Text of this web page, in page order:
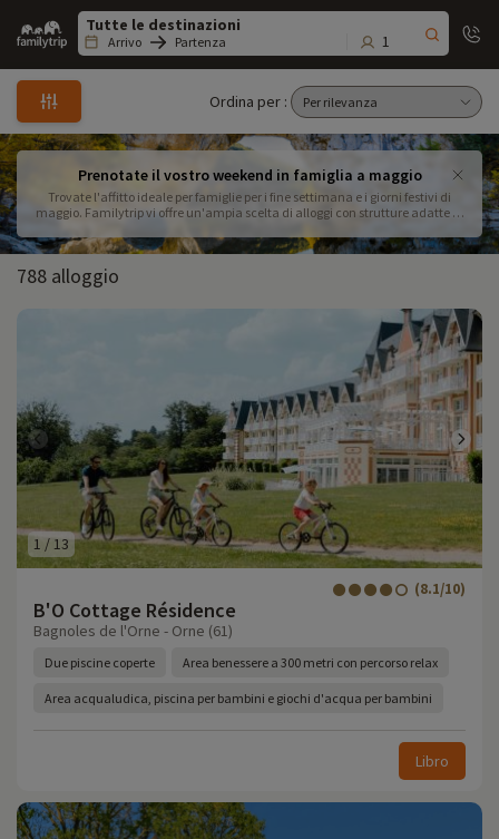
Family
trip
Arrivo Partenza 1
Ordina per :
Prenotate il vostro weekend in famiglia a maggio
Trovate l'affitto ideale per famiglie per i fine settimana e i giorni festivi di
maggio. Familytrip vi offre un'ampia scelta di alloggi con strutture adatte ai
festivo di maggio con tutta la famiglia! La primavera porta con sé una serie
di festività e di opportunità di weekend in famiglia! 3 opportunità per
prolungare i vostri weekend questa primavera: Pasqua: dal 7 al 10 aprile
2023 Ascensione: dal 18 al 21 marzo 2023 Pentecoste: dal 3 al 5 giugno 2023
Quale/i weekend di maggio sceglierete?
788 alloggio
1/13
B'O Cottage Résidence
(8.1/10)
Bagnoles de l'Orne - Orne (61)
Due piscine coperte Area benessere a 300 metri con percorso relax
Area acqualudica, piscina per bambini e giochi d'acqua per bambini
Libro